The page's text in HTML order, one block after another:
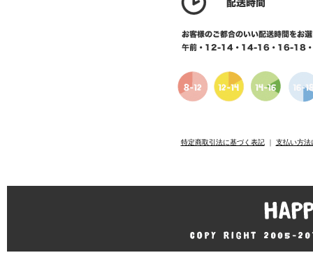
特定商取引法に基づく表記｜ 支払い方法